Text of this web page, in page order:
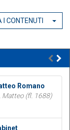
I CONTENUTI
Romano
Matteo (fl. 1688)